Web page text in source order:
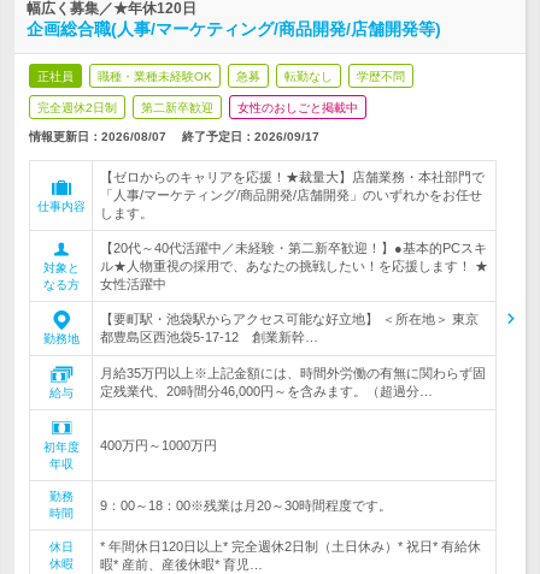
幅広く募集／★年休120日
企画総合職(人事/マーケティング/商品開発/店舗開発等)
正社員 職種・業種未経験OK 急募 転勤なし 学歴不問
完全週休2日制 第二新卒歓迎 女性のおしごと掲載中
情報更新日：2026/08/07 終了予定日： 2026/09/17
仕事内容
【ゼロからのキャリアを応援！★裁量大】店舗業務・本社部門で
「人事/マーケティング/商品開発/店舗開発」のいずれかをお任せ
します。
対象と
なる方
【20代～40代活躍中／未経験・第二新卒歓迎！】●基本的PCスキ
ル★人物重視の採用で、あなたの挑戦したい！を応援します！ ★
女性活躍中
勤務地
【要町駅・池袋駅からアクセス可能な好立地】 ＜所在地＞ 東京
都豊島区西池袋5-17-12 創業新幹…
給与
月給35万円以上※上記金額には、時間外労働の有無に関わらず固
定残業代、20時間分46,000円～を含みます。（超過分…
初年度
年収
400万円～1000万円
勤務
時間
9：00～18：00※残業は月20～30時間程度です。
休日
休暇
* 年間休日120日以上* 完全週休2日制（土日休み）* 祝日* 有給休
暇* 産前、産後休暇* 育児…